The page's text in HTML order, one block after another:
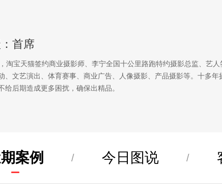
首席
淘宝天猫签约商业摄影师、李宁全国十公里路跑特约摄影总监、艺人
、文艺演出、体育赛事、商业广告、人像摄影、产品摄影等。十多
给后期造成更多困扰，确保出精品。
案例 / 今日图说 /